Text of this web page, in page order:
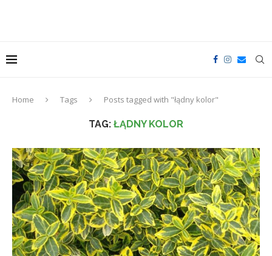
Home Tags Posts tagged with "łądny kolor"
TAG: ŁĄDNY KOLOR